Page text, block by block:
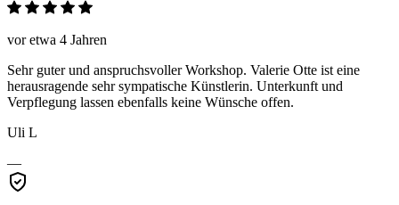
vor etwa 4 Jahren
Sehr guter und anspruchsvoller Workshop. Valerie Otte ist eine
herausragende sehr sympatische Künstlerin. Unterkunft und
Verpflegung lassen ebenfalls keine Wünsche offen.
Uli L
—